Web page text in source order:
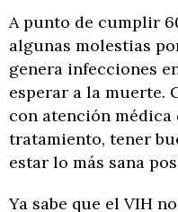
A punto de cumplir
algunas molestias
genera infecciones
esperar a la muerte.
con atención
tratamiento, tener
estar lo más sana
Ya sabe que el VIH